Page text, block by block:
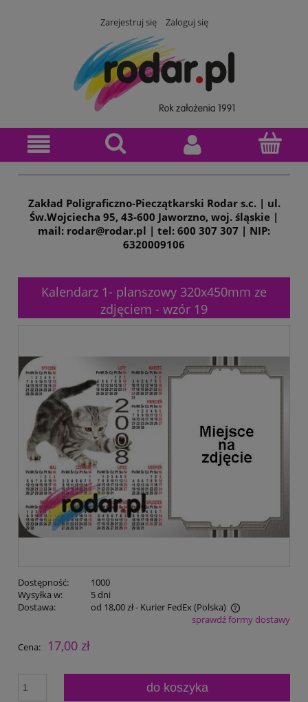
Zarejestruj się Zaloguj się
Zakład Poligraficzno-Pieczątkarski Rodar s.c. | ul.
Św.Wojciecha 95, 43-600 Jaworzno, woj. śląskie |
mail: rodar@rodar.pl | tel: 600 307 307 | NIP:
6320009106
Kalendarz 1- planszowy 320x450mm ze
zdjęciem - wzór 19
Dostępność:
1000
Wysyłka w:
5 dni
Dostawa:
od 18,00 zł- Kurier FedEx(Polska)
Cena nie zawiera ewentualnych kosztów płatnościsprawdź formy dostawy
Cena: 17,00 zł
do koszyka